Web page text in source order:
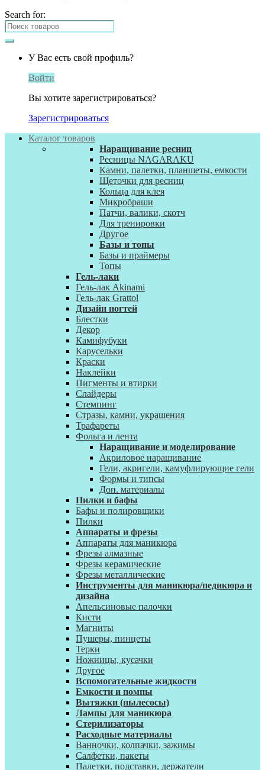
Search for:
У Вас есть свой профиль?
Войти
Вы хотите зарегистрироваться?
Зарегистрироваться
Каталог товаров
Наращивание ресниц
Ресницы NAGARAKU
Камни, палетки, планшеты, емкости
Щеточки для ресниц
Кольца для клея
Микробраши
Патчи, валики, скотч
Для тренировки
Другое
Базы и топы
Базы и праймеры
Топы
Гель-лаки
Гель-лак Akinami
Гель-лак Grattol
Дизайн ногтей
Блестки
Декор
Камифубуки
Карусельки
Краски
Наклейки
Пигменты и втирки
Слайдеры
Стемпинг
Стразы, камни, украшения
Трафареты
Фольга и лента
Наращивание и моделирование
Акриловое наращивание
Гели, акригели, камуфлирующие гели
Формы и типсы
Доп. материалы
Пилки и бафы
Бафы и полировщики
Пилки
Аппараты и фрезы
Аппараты для маникюра
Фрезы алмазные
Фрезы керамические
Фрезы металлические
Инструменты для маникюра/педикюра и
дизайна
Апельсиновые палочки
Кисти
Магниты
Пушеры, пинцеты
Терки
Ножницы, кусачки
Другое
Вспомогательные жидкости
Емкости и помпы
Вытяжки (пылесосы)
Лампы для маникюра
Стерилизаторы
Расходные материалы
Ванночки, колпачки, зажимы
Салфетки, пакеты
Палетки, подставки, держатели